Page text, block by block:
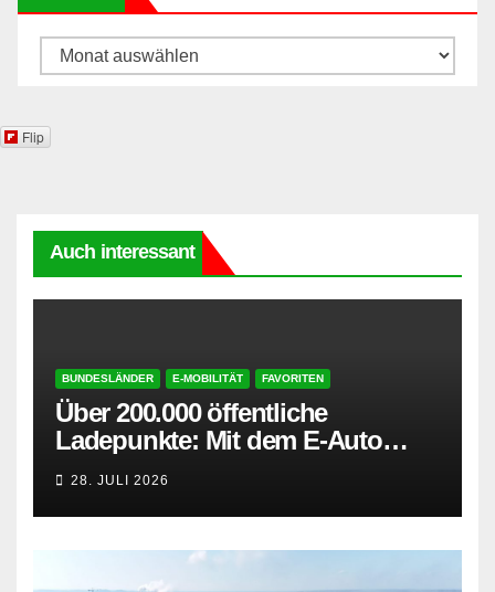
Archive
Flip
Auch interessant
BUNDESLÄNDER E-MOBILITÄT FAVORITEN
Über 200.000 öffentliche
Ladepunkte: Mit dem E-Auto
entspannt in den Sommerurlaub
28. JULI 2026